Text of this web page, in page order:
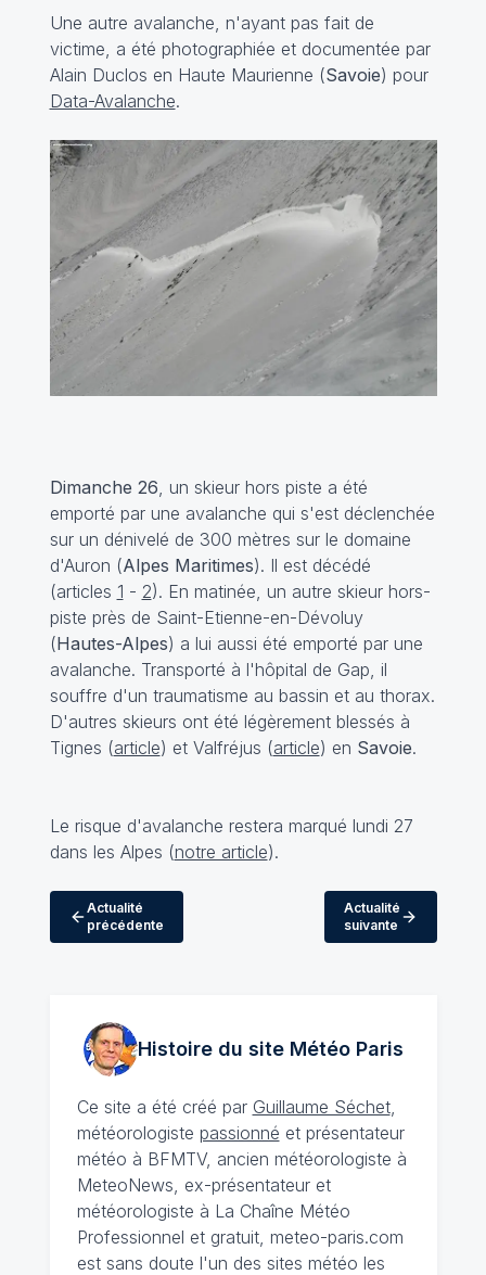
Une autre avalanche, n'ayant pas fait de
victime, a été photographiée et documentée par
Alain Duclos en Haute Maurienne (Savoie) pour
Data-Avalanche.
Dimanche 26 , un skieur hors piste a été
emporté par une avalanche qui s'est déclenchée
sur un dénivelé de 300 mètres sur le domaine
d'Auron (Alpes Maritimes). Il est décédé
(articles 1 - 2). En matinée, un autre skieur hors-
piste près de Saint-Etienne-en-Dévoluy
(Hautes-Alpes) a lui aussi été emporté par une
avalanche. Transporté à l'hôpital de Gap, il
souffre d'un traumatisme au bassin et au thorax.
D'autres skieurs ont été légèrement blessés à
Tignes (article) et Valfréjus (article) en Savoie.
Le risque d'avalanche restera marqué lundi 27
dans les Alpes (notre article).
Actualité
précédente
Actualité
suivante
Histoire du site MétéoParis
Ce site a été créé par Guillaume Séchet,
météorologiste passionné et présentateur
météo à BFMTV, ancien météorologiste à
MeteoNews, ex-présentateur et
météorologiste à La Chaîne Météo
Professionnel et gratuit, meteo-paris.com
est sans doute l'un des sites météo les